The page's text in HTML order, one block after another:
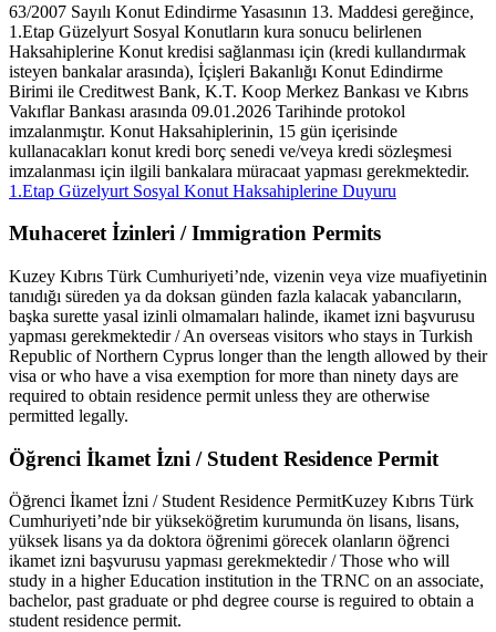
63/2007 Sayılı Konut Edindirme Yasasının 13. Maddesi gereğince,
1.Etap Güzelyurt Sosyal Konutların kura sonucu belirlenen
Haksahiplerine Konut kredisi sağlanması için (kredi kullandırmak
isteyen bankalar arasında), İçişleri Bakanlığı Konut Edindirme
Birimi ile Creditwest Bank, K.T. Koop Merkez Bankası ve Kıbrıs
Vakıflar Bankası arasında 09.01.2026 Tarihinde protokol
imzalanmıştır. Konut Haksahiplerinin, 15 gün içerisinde
kullanacakları konut kredi borç senedi ve/veya kredi sözleşmesi
imzalanması için ilgili bankalara müracaat yapması gerekmektedir.
1.Etap Güzelyurt Sosyal Konut Haksahiplerine Duyuru
Muhaceret İzinleri / Immigration Permits
Kuzey Kıbrıs Türk Cumhuriyeti’nde, vizenin veya vize muafiyetinin
tanıdığı süreden ya da doksan günden fazla kalacak yabancıların,
başka surette yasal izinli olmamaları halinde, ikamet izni başvurusu
yapması gerekmektedir / An overseas visitors who stays in Turkish
Republic of Northern Cyprus longer than the length allowed by their
visa or who have a visa exemption for more than ninety days are
required to obtain residence permit unless they are otherwise
permitted legally.
Öğrenci İkamet İzni / Student Residence Permit
Öğrenci İkamet İzni / Student Residence PermitKuzey Kıbrıs Türk
Cumhuriyeti’nde bir yükseköğretim kurumunda ön lisans, lisans,
yüksek lisans ya da doktora öğrenimi görecek olanların öğrenci
ikamet izni başvurusu yapması gerekmektedir / Those who will
study in a higher Education institution in the TRNC on an associate,
bachelor, past graduate or phd degree course is reguired to obtain a
student residence permit.